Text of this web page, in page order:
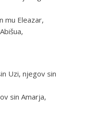
mu Eleazar,
Uzi, njegov sin
sin Amarja,